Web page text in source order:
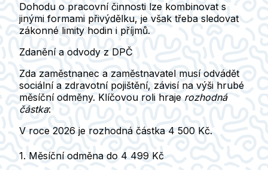
Dohodu o pracovní činnosti lze kombinovat s
jinými formami přivýdělku, je však třeba sledovat
zákonné limity hodin i příjmů.
Zdanění a odvody z DPČ
Zda zaměstnanec a zaměstnavatel musí odvádět
sociální a zdravotní pojištění, závisí na výši hrubé
měsíční odměny. Klíčovou roli hraje rozhodná
částka:
V roce 2026 je rozhodná částka 4 500 Kč.
1. Měsíční odměna do 4 499 Kč